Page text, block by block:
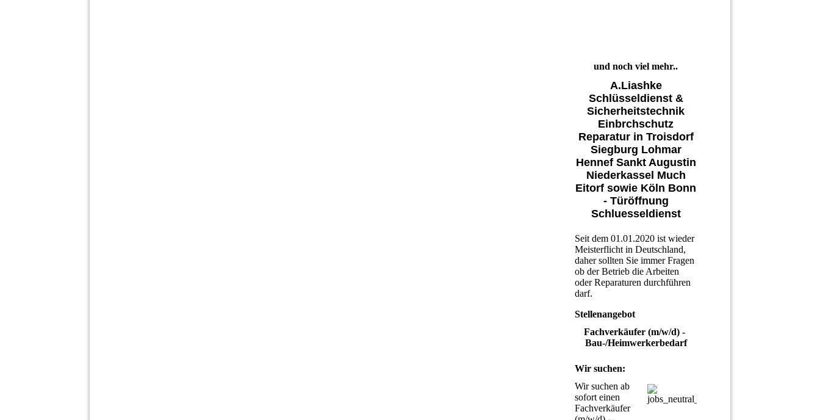
und noch viel mehr..
A.Liashke
Schlüsseldienst &
Sicherheitstechnik
Einbrchschutz
Reparatur in Troisdorf
Siegburg Lohmar
Hennef Sankt Augustin
Niederkassel Much
Eitorf sowie Köln Bonn
- Türöffnung
Schluesseldienst
Seit dem 01.01.2020 ist wieder
Meisterflicht in Deutschland,
daher sollten Sie immer Fragen
ob der Betrieb die Arbeiten
oder Reparaturen durchführen
darf.
Stellenangebot
Fachverkäufer (m/w/d) -
Bau-/Heimwerkerbedarf
Wir suchen:
Wir suchen ab
sofort einen
Fachverkäufer